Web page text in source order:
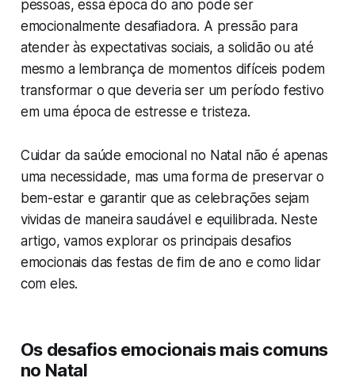
pessoas, essa época do ano pode ser
emocionalmente desafiadora. A pressão para
atender às expectativas sociais, a solidão ou até
mesmo a lembrança de momentos difíceis podem
transformar o que deveria ser um período festivo
em uma época de estresse e tristeza.
Cuidar da saúde emocional no Natal não é apenas
uma necessidade, mas uma forma de preservar o
bem-estar e garantir que as celebrações sejam
vividas de maneira saudável e equilibrada. Neste
artigo, vamos explorar os principais desafios
emocionais das festas de fim de ano e como lidar
com eles.
Os desafios emocionais mais comuns
no Natal